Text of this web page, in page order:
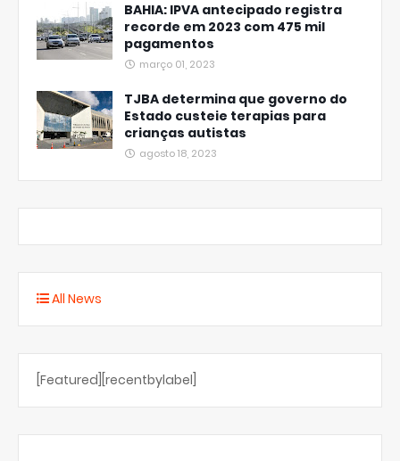
BAHIA: IPVA antecipado registra
recorde em 2023 com 475 mil
pagamentos
março 01, 2023
TJBA determina que governo do
Estado custeie terapias para
crianças autistas
agosto 18, 2023
All News
[Featured][recentbylabel]